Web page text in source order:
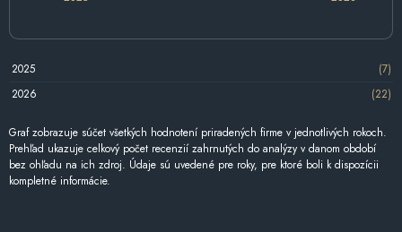
2025
(7)
2026
(22)
Graf zobrazuje súčet všetkých hodnotení priradených firme v jednotlivých rokoch.
Prehľad ukazuje celkový počet recenzií zahrnutých do analýzy v danom období
bez ohľadu na ich zdroj. Údaje sú uvedené pre roky, pre ktoré boli k dispozícii
kompletné informácie.